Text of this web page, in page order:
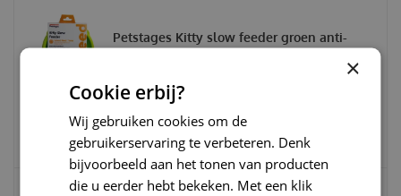
Petstages Kitty slow feeder groen anti-
€ 9,50
×
Cookie erbij?
Wij gebruiken cookies om de
gebruikerservaring te verbeteren. Denk
bijvoorbeeld aan het tonen van producten
die u eerder hebt bekeken. Met een klik